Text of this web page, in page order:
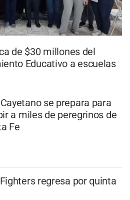
de $30 millones del
Educativo a escuelas
se prepara para
a miles de peregrinos de
Fe
regresa por quinta